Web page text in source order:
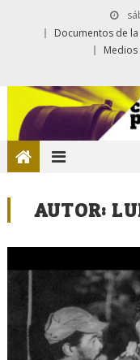
Documentos de la
Medios
AUTOR: